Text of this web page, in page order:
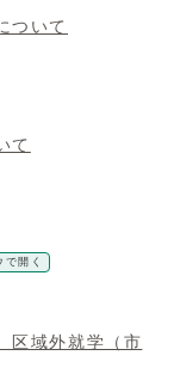
ついて
て
で開く
区域外就学（市